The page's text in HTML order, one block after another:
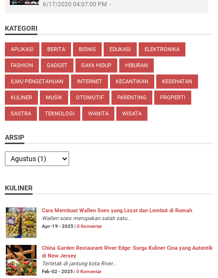
6/17/2020 04:07:00 PM
KATEGORI
APLIKASI BERITA BISNIS EDUKASI ELEKTRONIKA
FASHION GADGET GAYA HIDUP HIBURAN
ILMU PENGETAHUAN INTERNET KECANTIKAN KESEHATAN
KULINER MUSIK OTOMOTIF PARENTING PROPERTI
SASTRA TEKNOLOGI WANITA WISATA
ARSIP
KULINER
Cara Membuat Wallen Soes yang Lezat dan Lembut di Rumah
Wallen soes merupakan salah satu...
Apr-19 - 2025 | 0 Komentar
China Garden Restaurant River Edge: Surga Kuliner Cina yang Autentik
di New Jersey
Terletak di jantung kota River...
Feb-02 - 2025 | 0 Komentar